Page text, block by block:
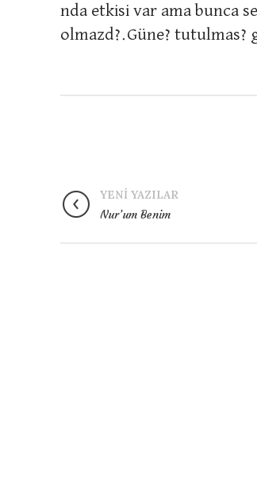
nda etkisi var ama bunca
olmazd?.Güne?
YENI YAZILAR
Nur’um Benim